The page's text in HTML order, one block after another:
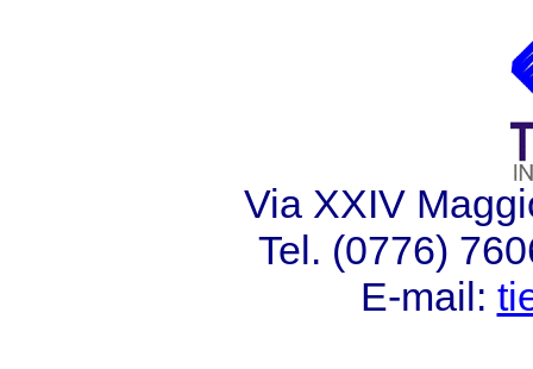
Via XXIV
Tel. (0776)
E-mail: